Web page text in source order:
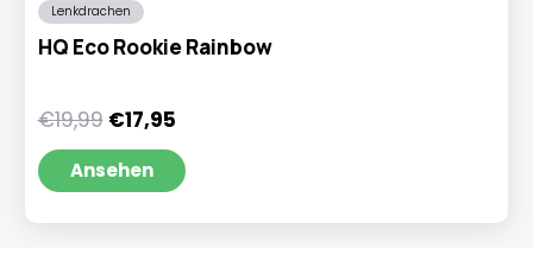
Lenkdrachen
HQ Eco Rookie Rainbow
€19,99 Ursprünglicher
Preis
war:
€19,99
€17,95Aktueller
ist:
€17,95.
Ansehen